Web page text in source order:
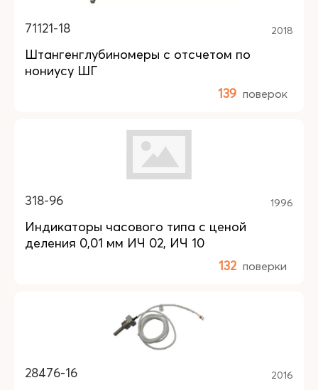
71121-18 2018
Штангенглубиномеры с отсчетом по
нониусу ШГ
139 поверок
318-96 1996
Индикаторы часового типа с ценой
деления 0,01 мм ИЧ 02, ИЧ 10
132 поверки
28476-16 2016